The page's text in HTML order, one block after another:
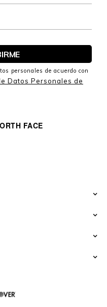
FACE
personales de acuerdo con
Datos Personales de